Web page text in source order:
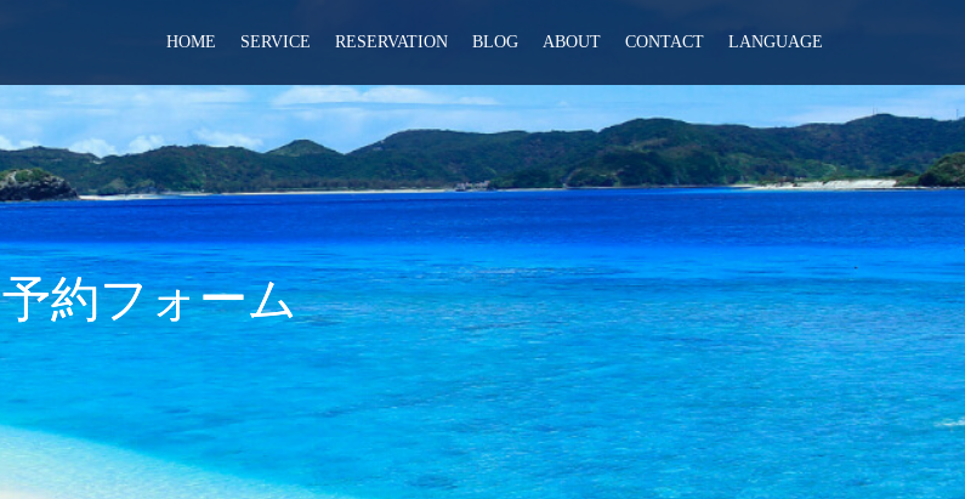
HOME SERVICE RESERVATION BLOG ABOUT CONTACT LANGUAGE
予約フォーム